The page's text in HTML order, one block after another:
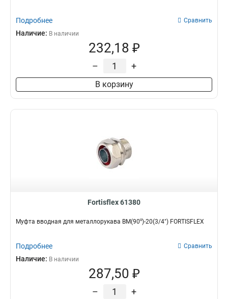
Подробнее Сравнить
Наличие: В наличии
232,18 ₽
– +
В корзину
Fortisflex 61380
Муфта вводная для металлорукава ВМ(90⁰)-20(3/4") FORTISFLEX
Подробнее Сравнить
Наличие: В наличии
287,50 ₽
– +